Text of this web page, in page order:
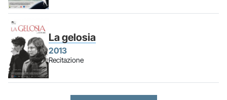
La gelosia
2013
Recitazione